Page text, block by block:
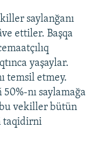
saylanğanı
ettiler. Başqa
yaşaylar.
temsil etmey.
nı saylamağa
bu vekiller bütün
taqidirni